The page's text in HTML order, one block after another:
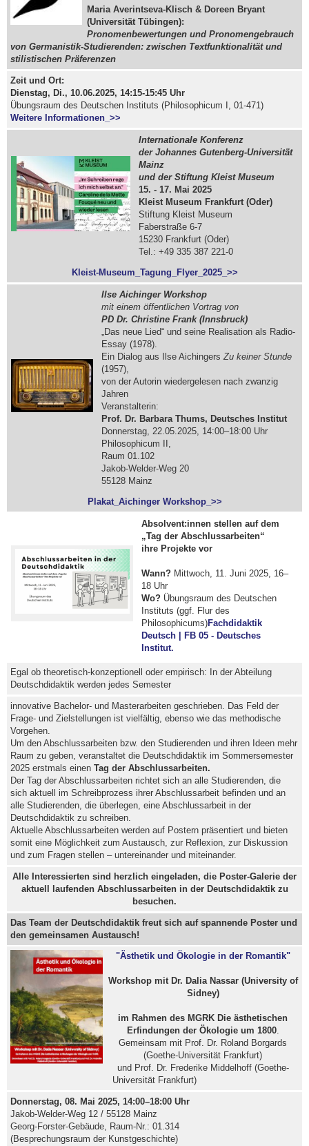
Maria Averintseva-Klisch & Doreen Bryant
(Universität Tübingen):
Pronomenbewertungen und Pronomengebrauch
von Germanistik-Studierenden: zwischen Textfunktionalität und
stilistischen Präferenzen
Zeit und Ort:
Dienstag, Di., 10.06.2025, 14:15-15:45 Uhr
Übungsraum des Deutschen Instituts (Philosophicum I, 01-471)
Weitere Informationen_>>
Internationale Konferenz
der Johannes Gutenberg-Universität
Mainz
und der Stiftung Kleist Museum
15. - 17. Mai 2025
Kleist Museum Frankfurt (Oder)
Stiftung Kleist Museum
Faberstraße 6-7
15230 Frankfurt (Oder)
Tel.: +49 335 387 221-0
Kleist-Museum_Tagung_Flyer_2025_>>
Ilse Aichinger Workshop
mit einem öffentlichen Vortrag von
PD Dr. Christine Frank (Innsbruck)
„Das neue Lied“ und seine Realisation als Radio-
Essay (1978).
Ein Dialog aus Ilse AichingersZu keiner Stunde
(1957),
von der Autorin wiedergelesen nach zwanzig
Jahren
Veranstalterin:
Prof. Dr. Barbara Thums, Deutsches Institut
Donnerstag, 22.05.2025, 14:00–18:00 Uhr
Philosophicum II,
Raum 01.102
Jakob-Welder-Weg 20
55128 Mainz
Plakat_Aichinger Workshop_>>
Absolvent:innen stellen auf dem
„Tag der Abschlussarbeiten“
ihre Projekte vor
Wann? Mittwoch, 11. Juni 2025, 16–
18 Uhr
Wo? Übungsraum des Deutschen
Instituts (ggf. Flur des
Philosophicums)Fachdidaktik
Deutsch | FB 05 - Deutsches
Institut.
Egal ob theoretisch-konzeptionell oder empirisch: In der Abteilung
Deutschdidaktik werden jedes Semester
innovative Bachelor- und Masterarbeiten geschrieben. Das Feld der
Frage- und Zielstellungen ist vielfältig, ebenso wie das methodische
Vorgehen.
Um den Abschlussarbeiten bzw. den Studierenden und ihren Ideen mehr
Raum zu geben, veranstaltet die Deutschdidaktik im Sommersemester
2025 erstmals einenTag der Abschlussarbeiten.
Der Tag der Abschlussarbeiten richtet sich an alle Studierenden, die
sich aktuell im Schreibprozess ihrer Abschlussarbeit befinden und an
alle Studierenden, die überlegen, eine Abschlussarbeit in der
Deutschdidaktik zu schreiben.
Aktuelle Abschlussarbeiten werden auf Postern präsentiert und bieten
somit eine Möglichkeit zum Austausch, zur Reflexion, zur Diskussion
und zum Fragen stellen – untereinander und miteinander.
Alle Interessierten sind herzlich eingeladen, die Poster-Galerie der
aktuell laufenden Abschlussarbeiten in der Deutschdidaktik zu
besuchen.
Das Team der Deutschdidaktik freut sich auf spannende Poster und
den gemeinsamen Austausch!
"Ästhetik und Ökologie in der Romantik"
Workshop mit Dr. Dalia Nassar (University of
Sidney)
im Rahmen des MGRK Die ästhetischen
Erfindungen der Ökologie um 1800.
Gemeinsam mit Prof. Dr. Roland Borgards
(Goethe-Universität Frankfurt)
und Prof. Dr. Frederike Middelhoff (Goethe-
Universität Frankfurt)
Donnerstag, 08. Mai 2025, 14:00–18:00 Uhr
Jakob-Welder-Weg 12 / 55128 Mainz
Georg-Forster-Gebäude, Raum-Nr.: 01.314
(Besprechungsraum der Kunstgeschichte)